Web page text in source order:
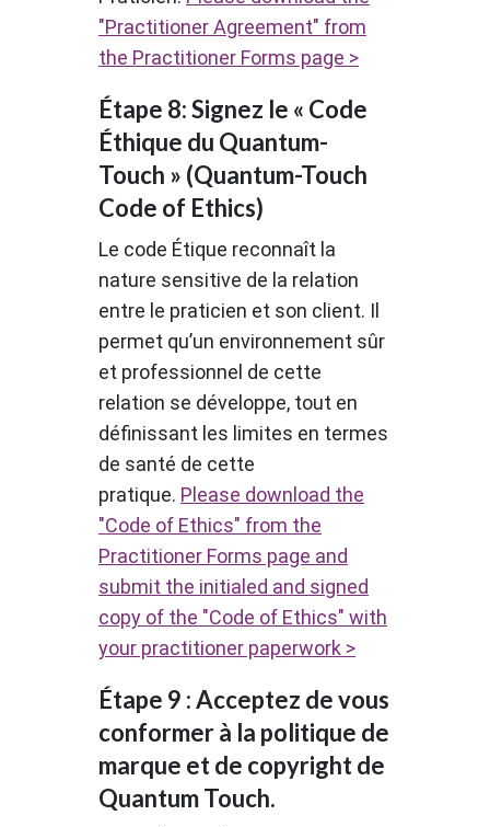
"Practitioner Agreement" from
the Practitioner Forms page >
Étape 8: Signez le « Code
Éthique du Quantum-
Touch » (Quantum-Touch
Code of Ethics)
Le code Étique reconnaît la
nature sensitive de la relation
entre le praticien et son client. Il
permet qu’un environnement sûr
et professionnel de cette
relation se développe, tout en
définissant les limites en termes
de santé de cette
pratique. Please download the
"Code of Ethics" from the
Practitioner Forms page and
submit the initialed and signed
copy of the "Code of Ethics" with
your practitioner paperwork >
Étape 9 : Acceptez de vous
conformer à la politique de
marque et de copyright de
Quantum Touch.